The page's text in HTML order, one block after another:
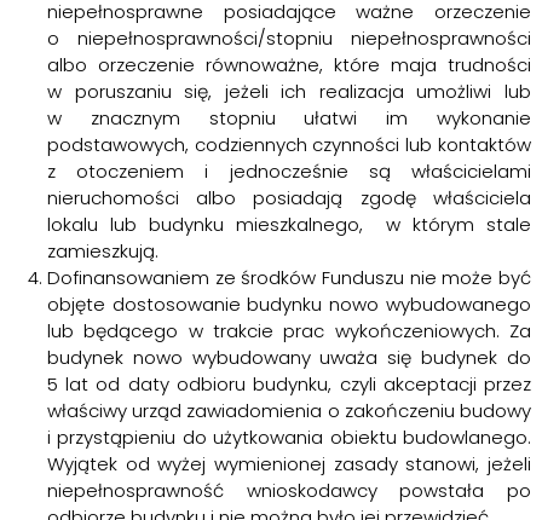
niepełnosprawne posiadające ważne orzeczenie
o niepełnosprawności/stopniu niepełnosprawności
albo orzeczenie równoważne, które maja trudności
w poruszaniu się, jeżeli ich realizacja umożliwi lub
w znacznym stopniu ułatwi im wykonanie
podstawowych, codziennych czynności lub kontaktów
z otoczeniem i jednocześnie są właścicielami
nieruchomości albo posiadają zgodę właściciela
lokalu lub budynku mieszkalnego, w którym stale
zamieszkują.
Dofinansowaniem ze środków Funduszu nie może być
objęte dostosowanie budynku nowo wybudowanego
lub będącego w trakcie prac wykończeniowych. Za
budynek nowo wybudowany uważa się budynek do
5 lat od daty odbioru budynku, czyli akceptacji przez
właściwy urząd zawiadomienia o zakończeniu budowy
i przystąpieniu do użytkowania obiektu budowlanego.
Wyjątek od wyżej wymienionej zasady stanowi, jeżeli
niepełnosprawność wnioskodawcy powstała po